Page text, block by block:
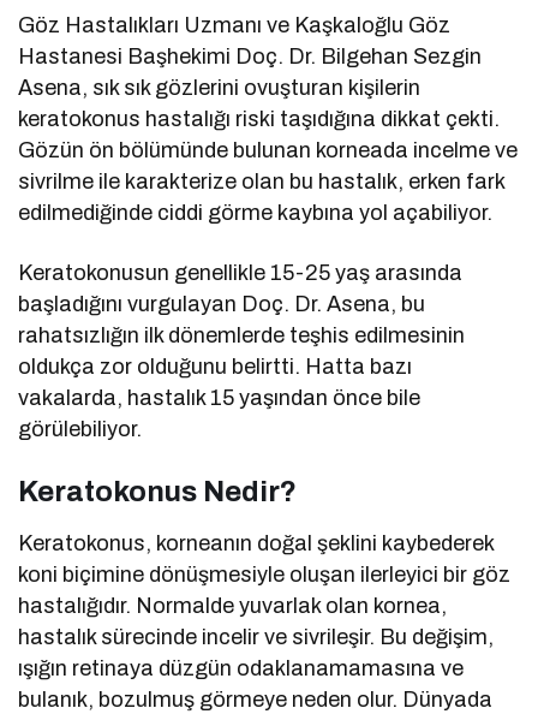
Göz Hastalıkları Uzmanı ve Kaşkaloğlu Göz
Hastanesi Başhekimi Doç. Dr. Bilgehan Sezgin
Asena, sık sık gözlerini ovuşturan kişilerin
keratokonus hastalığı riski taşıdığına dikkat çekti.
Gözün ön bölümünde bulunan korneada incelme ve
sivrilme ile karakterize olan bu hastalık, erken fark
edilmediğinde ciddi görme kaybına yol açabiliyor.
Keratokonusun genellikle 15-25 yaş arasında
başladığını vurgulayan Doç. Dr. Asena, bu
rahatsızlığın ilk dönemlerde teşhis edilmesinin
oldukça zor olduğunu belirtti. Hatta bazı
vakalarda, hastalık 15 yaşından önce bile
görülebiliyor.
Keratokonus Nedir?
Keratokonus, korneanın doğal şeklini kaybederek
koni biçimine dönüşmesiyle oluşan ilerleyici bir göz
hastalığıdır. Normalde yuvarlak olan kornea,
hastalık sürecinde incelir ve sivrileşir. Bu değişim,
ışığın retinaya düzgün odaklanamamasına ve
bulanık, bozulmuş görmeye neden olur. Dünyada